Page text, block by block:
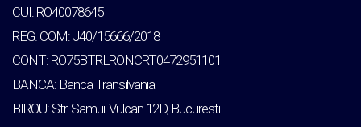
CUI: RO40078645
REG. COM: J40/15666/2018
CONT: RO75BTRLRONCRT0472951101
BANCA: Banca Transilvania
BIROU: Str. Samuil Vulcan 12D, Bucuresti